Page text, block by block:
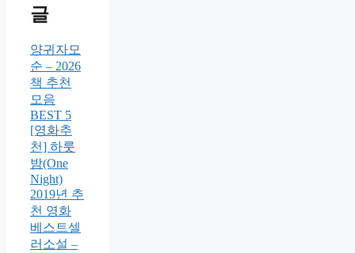
글
양귀자모
순 – 2026
책 추천
모음
BEST 5
[영화추
천] 하룻
밤(One
Night)
2019년 추
천 영화
베스트셀
러소설 –